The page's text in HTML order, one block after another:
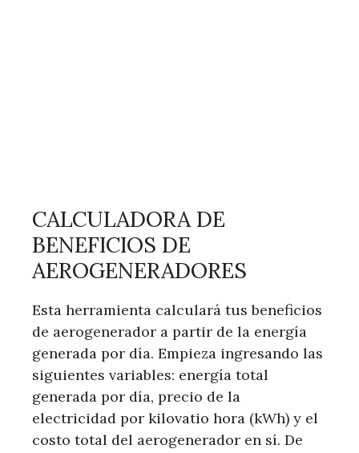
CALCULADORA DE
BENEFICIOS DE
AEROGENERADORES
Esta herramienta calculará tus beneficios
de aerogenerador a partir de la energía
generada por día. Empieza ingresando las
siguientes variables: energía total
generada por día, precio de la
electricidad por kilovatio hora (kWh) y el
costo total del aerogenerador en sí. De